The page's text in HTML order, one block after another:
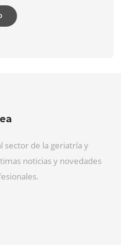
sector de la geriatría y
noticias y novedades